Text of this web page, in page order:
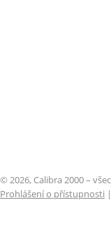
© 2026, Calibra 2000 –
Prohlášení o přístupnosti |